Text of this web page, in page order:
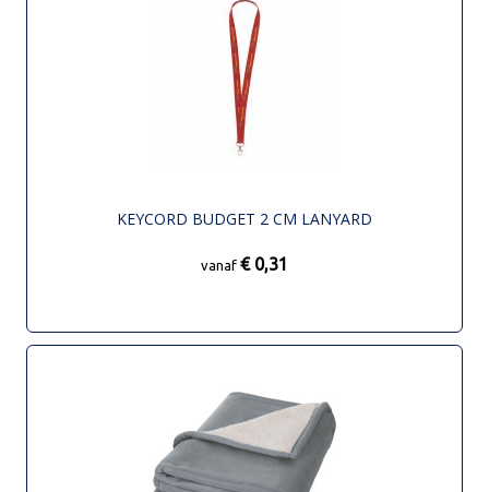
KEYCORD BUDGET 2 CM LANYARD
vanaf € 0,31